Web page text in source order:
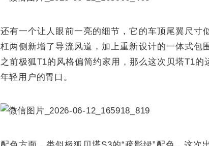
还有一个让人眼前一亮的细节，它的车顶尾翼尺寸
杠两侧新增了导流风道，加上重新设计的一体式包
之前极狐T1的风格偏简约家用，那么这次贝塔T1
年轻用户的胃口。